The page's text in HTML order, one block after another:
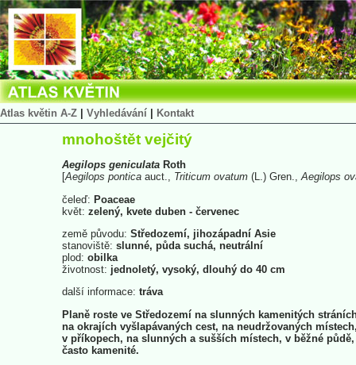
Atlas květin A-Z Vyhledávání Kontakt
mnohoštět vejčitý
Aegilops geniculata Roth
[Aegilops pontica auct., Triticum ovatum (L.) Gren.,Aegilops
čeleď: Poaceae
květ: zelený, kvete duben - červenec
země původu: Středozemí, jihozápadní Asie
stanoviště: slunné, půda suchá, neutrální
plod: obilka
životnost: jednoletý, vysoký, dlouhý do 40 cm
další informace: tráva
Planě roste ve Středozemí na slunných kamenitých
na okrajích vyšlapávaných cest, na neudržovaných
v příkopech, na slunných a sušších místech, v běžné půdě,
často kamenité.